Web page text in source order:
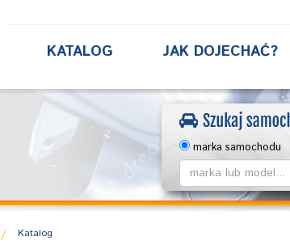
KATALOG JAK DOJECHAĆ?
marka samochodu
/ Katalog